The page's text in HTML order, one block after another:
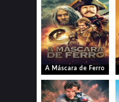
A Máscara de Ferro